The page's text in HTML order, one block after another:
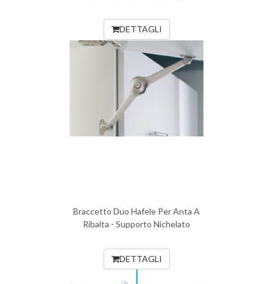
DETTAGLI
Braccetto Duo Hafele Per Anta A
Ribalta - Supporto Nichelato
DETTAGLI